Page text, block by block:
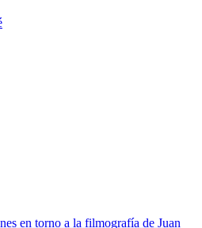
en torno a la filmografía de Juan